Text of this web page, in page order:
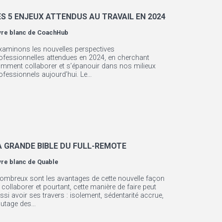
5 ENJEUX ATTENDUS AU TRAVAIL EN 2024
blanc de CoachHub
les nouvelles perspectives
attendues en 2024, en cherchant
collaborer et s’épanouir dans nos milieux
aujourd’hui. Le...
GRANDE BIBLE DU FULL-REMOTE
blanc de Quable
sont les avantages de cette nouvelle façon
collaborer et pourtant, cette manière de faire peut
avoir ses travers : isolement, sédentarité accrue,
des...